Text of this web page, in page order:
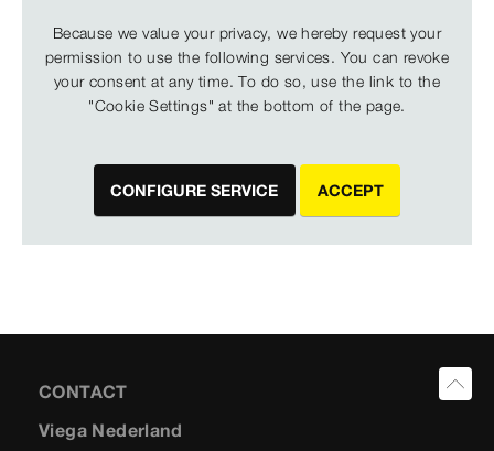
Because we value your privacy, we hereby request your
permission to use the following services. You can revoke
your consent at any time. To do so, use the link to the
"Cookie Settings" at the bottom of the page.
CONFIGURE SERVICE ACCEPT
CONTACT
Viega Nederland